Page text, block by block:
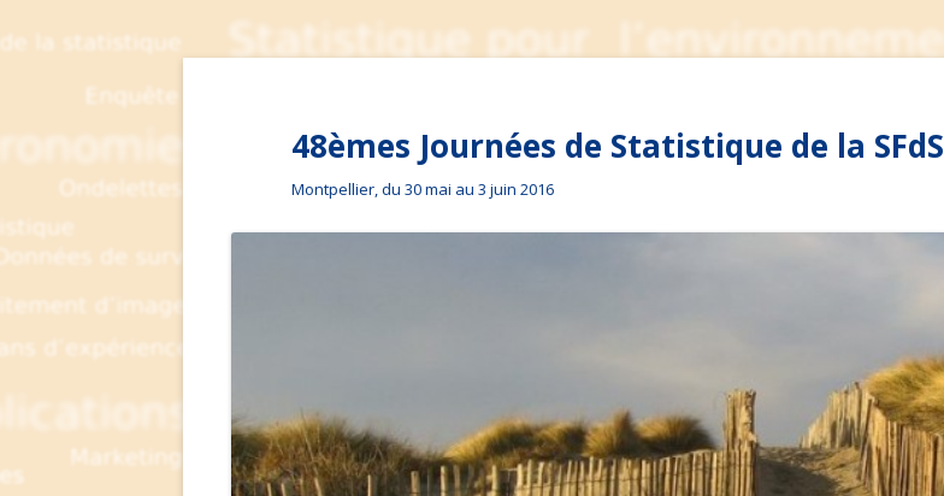
48èmes Journées de Statistique de la SFdS
Montpellier, du 30 mai au 3 juin 2016